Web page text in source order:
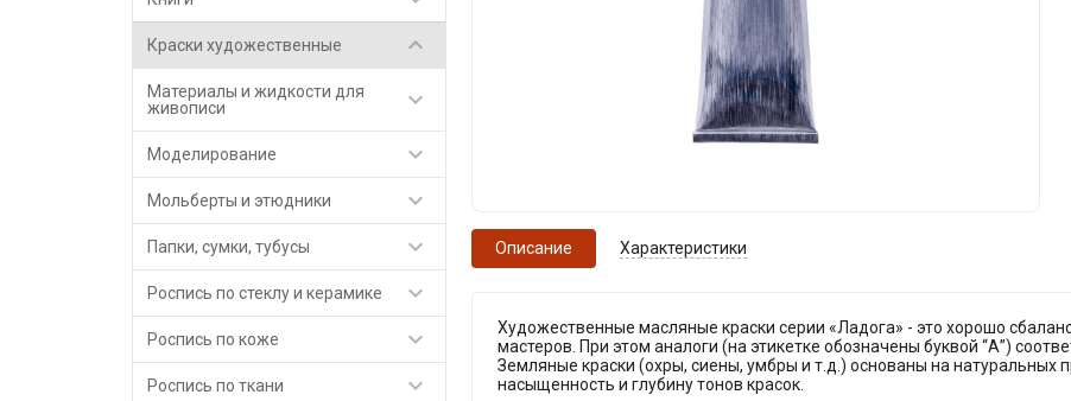
Краски художественные 
Материалы и жидкости для
живописи

Моделирование 
Мольберты и этюдники 
Папки, сумки, тубусы 
Роспись по стеклу и керамике 
Роспись по коже 
Роспись по ткани 
Описание Характеристики
Художественные масляные краски серии «Ладога» - это хорошо
мастеров. При этом аналоги (на этикетке обозначены буквой “А”)
Земляные краски (охры, сиены, умбры и т.д.) основаны на натуральных
насыщенность и глубину тонов красок.